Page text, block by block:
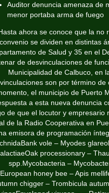
Auditor denuncia amenaza de
menor portaba arma de fuego
ahora se conoce que la no
convenio se dividen en distintas
de Salud y 35 en el
de desvinculaciones de
Municipalidad de Calbuco, en
son por término
el municipio de Puerto
a esta nueva denuncia
de que el locutor y empresario
de la Radio Cooperativa en
emisora de programación
vole – Myodes
processionary –
spp.Mycobacteria –
honey bee – Apis
chigger – Trombicula